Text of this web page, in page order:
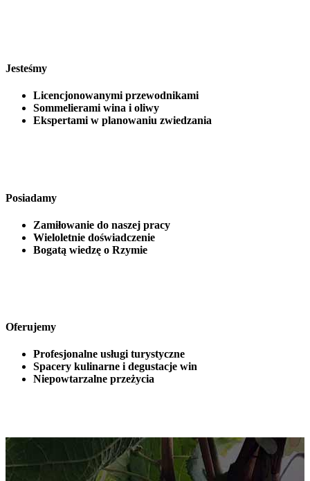
Jesteśmy
Licencjonowanymi przewodnikami
Sommelierami wina i oliwy
Ekspertami w planowaniu zwiedzania
Posiadamy
Zamiłowanie do naszej pracy
Wieloletnie doświadczenie
Bogatą wiedzę o Rzymie
Oferujemy
Profesjonalne usługi turystyczne
Spacery kulinarne i degustacje win
Niepowtarzalne przeżycia